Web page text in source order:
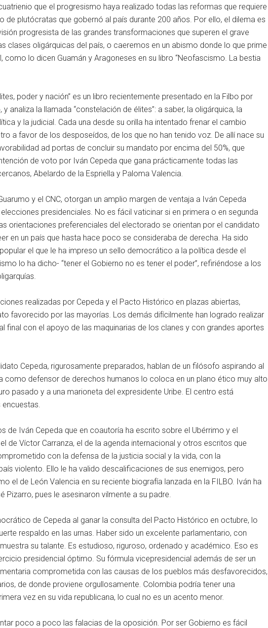
que el progresismo haya realizado todas las reformas que requiere
de plutócratas que gobernó al país durante 200 años. Por ello, el dilema es
progresista de las grandes transformaciones que superen el grave
clases oligárquicas del país, o caeremos en un abismo donde lo que prime
como lo dicen Guamán y Aragoneses en su libro “Neofascismo. La bestia
poder y nación” es un libro recientemente presentado en la Filbo por
analiza la llamada “constelación de élites”: a saber, la oligárquica, la
y la judicial. Cada una desde su orilla ha intentado frenar el cambio
a favor de los desposeídos, de los que no han tenido voz. De allí nace su
ad portas de concluir su mandato por encima del 50%, que
de voto por Iván Cepeda que gana prácticamente todas las
Abelardo de la Espriella y Paloma Valencia.
y el CNC, otorgan un amplio margen de ventaja a Iván Cepeda
presidenciales. No es fácil vaticinar si en primera o en segunda
orientaciones preferenciales del electorado se orientan por el candidato
en un país que hasta hace poco se consideraba de derecha. Ha sido
el que le ha impreso un sello democrático a la política desde el
lo ha dicho- “tener el Gobierno no es tener el poder”, refiriéndose a los
realizadas por Cepeda y el Pacto Histórico en plazas abiertas,
favorecido por las mayorías. Los demás difícilmente han logrado realizar
final con el apoyo de las maquinarias de los clanes y con grandes aportes
Cepeda, rigurosamente preparados, hablan de un filósofo aspirando al
como defensor de derechos humanos lo coloca en un plano ético muy alto
pasado y a una marioneta del expresidente Uribe. El centro está
de Iván Cepeda que en coautoría ha escrito sobre el Ubérrimo y el
de Víctor Carranza, el de la agenda internacional y otros escritos que
con la defensa de la justicia social y la vida, con la
violento. Ello le ha valido descalificaciones de sus enemigos, pero
el de León Valencia en su reciente biografía lanzada en la FILBO. Iván ha
pues le asesinaron vilmente a su padre.
de Cepeda al ganar la consulta del Pacto Histórico en octubre, lo
respaldo en las urnas. Haber sido un excelente parlamentario, con
su talante. Es estudioso, riguroso, ordenado y académico. Eso es
presidencial óptimo. Su fórmula vicepresidencial además de ser un
comprometida con las causas de los pueblos más desfavorecidos,
de donde proviene orgullosamente. Colombia podría tener una
vez en su vida republicana, lo cual no es un acento menor.
poco a poco las falacias de la oposición. Por ser Gobierno es fácil